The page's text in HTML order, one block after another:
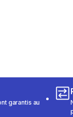
garantis au